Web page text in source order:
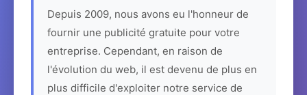
Depuis 2009, nous avons eu l'honneur de
fournir une publicité gratuite pour votre
entreprise. Cependant, en raison de
l'évolution du web, il est devenu de plus en
plus difficile d'exploiter notre service de